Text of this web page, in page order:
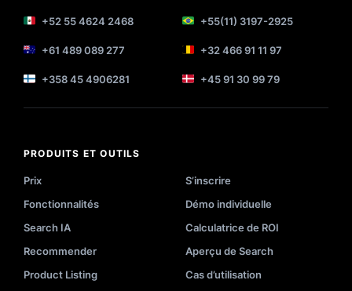
+52 55 4624 2468 +55(11) 3197-2925
+61 489 089 277 +32 466 91 11 97
+358 45 4906281 +45 91 30 99 79
PRODUITS ET OUTILS
Prix
S’inscrire
Fonctionnalités
Démo individuelle
Search IA
Calculatrice de ROI
Recommender
Aperçu de Search
Product Listing
Cas d’utilisation